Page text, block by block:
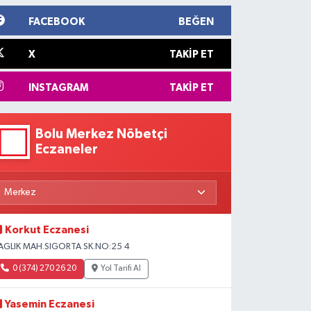
FACEBOOK BEĞEN
X TAKIP ET
INSTAGRAM TAKIP ET
Bolu Merkez Nöbetçi
Eczaneler
Korkut Eczanesi
MAH.SIGORTA SK.NO:25 4
0 (374) 270 26 20 Yol Tarifi Al
Yasemin Eczanesi